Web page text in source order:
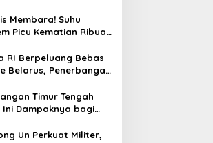
Membara! Suhu
Picu Kematian Ribuan
RI Berpeluang Bebas
Belarus, Penerbangan
Timur Tengah
Ini Dampaknya bagi
Un Perkuat Militer,